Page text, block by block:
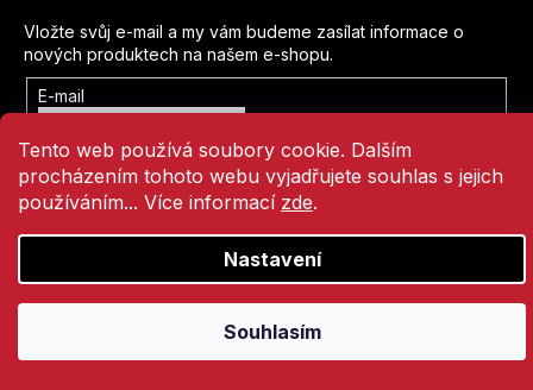
Tento web používá soubory cookie. Dalším
procházením tohoto webu vyjadřujete souhlas s jejich
používáním... Více informací zde.
Nastavení
Souhlasím
Vložte svůj e-mail a my vám budeme zasílat informace o
nových produktech na našem e-shopu.
E-mail
Vložením e-mailu souhlasíte s
podmínkami ochrany osobních údajů
Copyright 2026Comics Point. Všechna práva vyhrazena.